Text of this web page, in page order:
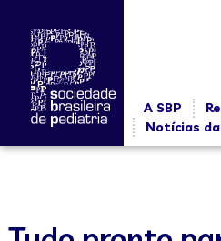
A SBP
Notícias